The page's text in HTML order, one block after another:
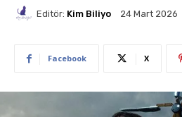
Editör: Kim Biliyo 24 Mart 2026
Facebook X